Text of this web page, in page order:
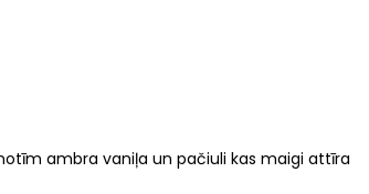
ambra vaniļa un pačiuli kas maigi attīra